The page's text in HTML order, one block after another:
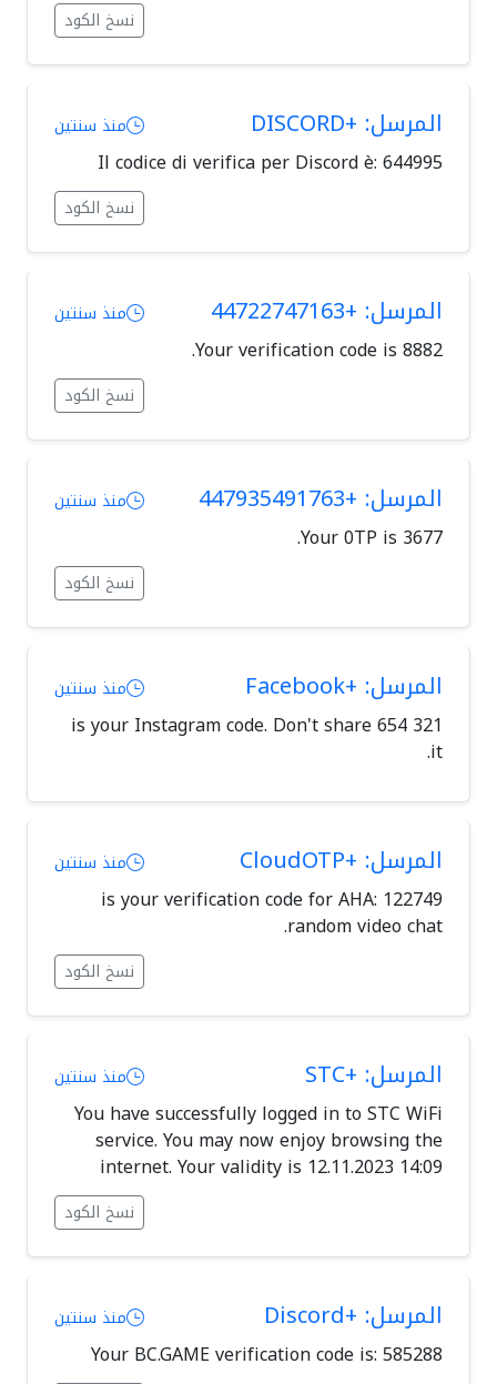
نسخ الكود
المرسل: +DISCORD منذ سنتين
Il codice di verifica per Discord è: 644995
نسخ الكود
المرسل: +44722747163 منذ سنتين
Your verification code is 8882.
نسخ الكود
المرسل: +447935491763 منذ سنتين
Your 0TP is 3677.
نسخ الكود
المرسل: +Facebook منذ سنتين
321 654 is your Instagram code. Don't share
it.
المرسل: +CloudOTP منذ سنتين
122749 is your verification code for AHA:
random video chat.
نسخ الكود
المرسل: +STC منذ سنتين
You have successfully logged in to STC WiFi
service. You may now enjoy browsing the
internet. Your validity is 12.11.2023 14:09
نسخ الكود
المرسل: +Discord منذ سنتين
Your BC.GAME verification code is: 585288